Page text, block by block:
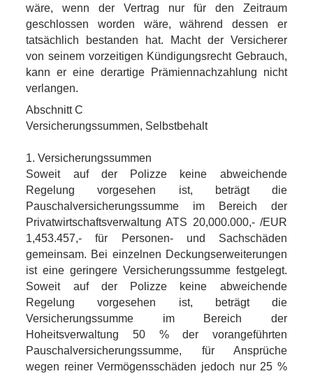
wäre, wenn der Vertrag nur für den Zeitraum
geschlossen worden wäre, während dessen er
tatsächlich bestanden hat. Macht der Versicherer
von seinem vorzeitigen Kündigungsrecht Gebrauch,
kann er eine derartige Prämiennachzahlung nicht
verlangen.
Abschnitt C
Versicherungssummen, Selbstbehalt
1. Versicherungssummen
Soweit auf der Polizze keine abweichende
Regelung vorgesehen ist, beträgt die
Pauschalversicherungssumme im Bereich der
Privatwirtschaftsverwaltung ATS 20,000.000,- /EUR
1,453.457,- für Personen- und Sachschäden
gemeinsam. Bei einzelnen Deckungserweiterungen
ist eine geringere Versicherungssumme festgelegt.
Soweit auf der Polizze keine abweichende
Regelung vorgesehen ist, beträgt die
Versicherungssumme im Bereich der
Hoheitsverwaltung 50 % der vorangeführten
Pauschalversicherungssumme, für Ansprüche
wegen reiner Vermögensschäden jedoch nur 25 %